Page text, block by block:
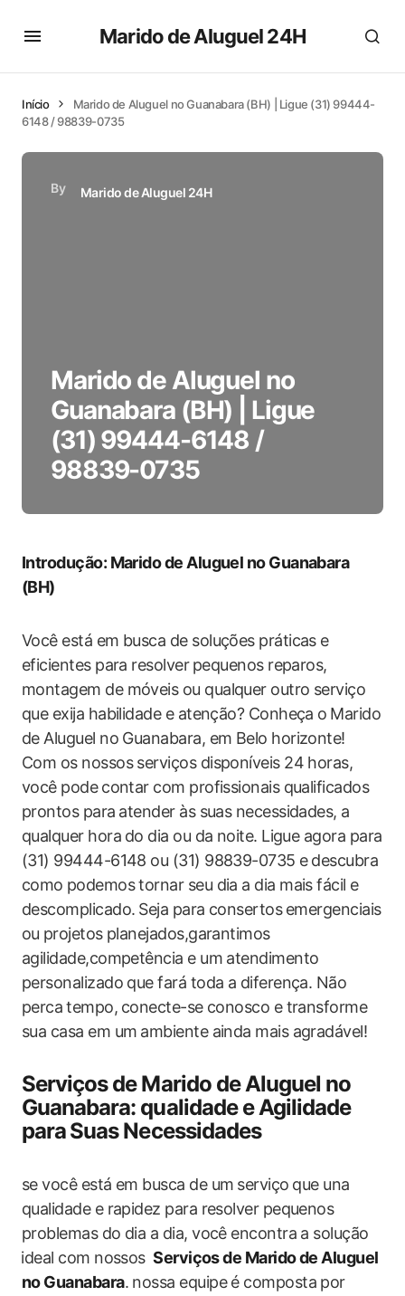
Marido de Aluguel 24H
Início
Marido de Aluguel no Guanabara (BH) | Ligue (31) 99444-
6148 / 98839-0735
By Marido de Aluguel 24H
Marido de Aluguel no
Guanabara (BH) | Ligue
(31) 99444-6148 /
98839-0735
Introdução: Marido de‌ Aluguel no Guanabara
(BH)
Você‌ está em busca de soluções práticas e
eficientes para resolver ⁤pequenos reparos,
‌montagem ‍de móveis ou qualquer outro ‌serviço
que exija habilidade e atenção? Conheça⁤ o ⁤Marido
de Aluguel no Guanabara, em Belo horizonte!
Com ​os nossos serviços‌ disponíveis ‌24 horas,
você pode⁣ contar com profissionais qualificados‍
prontos para⁤ atender às‌ suas necessidades, a
qualquer hora⁣ do dia​ ou da noite. Ligue‍ agora para
(31) 99444-6148​ ou‍ (31) 98839-0735 e⁤ descubra
como ⁣podemos tornar seu dia a dia mais ‌fácil e
descomplicado.⁤ Seja para consertos⁢ emergenciais
ou ⁤projetos planejados,garantimos ​
agilidade,competência e um atendimento⁢
personalizado que fará toda a diferença. Não
perca⁣ tempo, ⁤conecte-se conosco ‌e transforme
sua casa em um ⁤ambiente ‍ainda mais agradável!
Serviços de Marido de Aluguel‍ no
Guanabara: qualidade e Agilidade
para⁣ Suas Necessidades
se você está em busca de um ⁣serviço⁤ que una
qualidade‍ e rapidez para resolver pequenos
problemas ‍do dia a dia, você encontra a solução
⁢ideal com nossos ⁤Serviços de‍ Marido de Aluguel
no Guanabara. nossa equipe é composta por⁤